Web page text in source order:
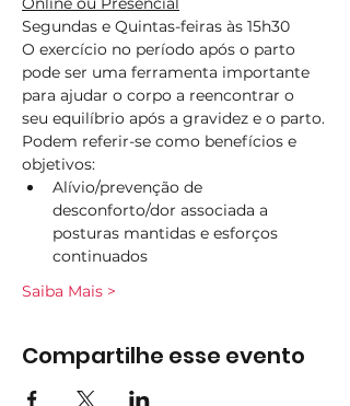
Segundas e Quintas-feiras às 15h30
O exercício no período após o parto
pode ser uma ferramenta importante
para ajudar o corpo a reencontrar o
seu equilíbrio após a gravidez e o parto.
Podem referir-se como benefícios e
objetivos:
Alívio/prevenção de
desconforto/dor associada a
posturas mantidas e esforços
continuados
Saiba Mais >
Compartilhe esse evento